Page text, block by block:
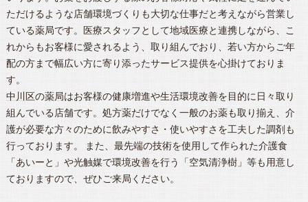
ただけるような店舗環境づくりも大切な仕事だと考えながら営業し
ている薬局です。医療スタッフとして地域医療と連携しながら、こ
れからもお客様に愛されるよう、取り組んでおり、若い方からご年
配の方まで幅広い方に寄り添ったサービス提供を心掛けておりま
す。
中川区の薬局はお客様の健康増進や生活環境改善を目的に日々取り
組んでいる店舗です。処方薬だけでなく一般のお薬も取り揃え、介
護が必要な方々のために飲みやすさ・使いやすさを工夫した調剤も
行っております。 また、最先端の技術を使用して作られた介護食
「あいーと」や光触媒で環境改善を行う「空気清浄樹」等も用意し
ておりますので、ぜひご来局ください。